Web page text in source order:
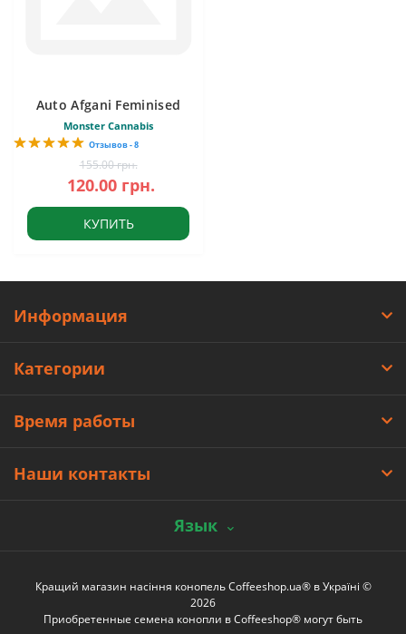
Auto Afgani Feminised
Monster Cannabis
Отзывов - 8
155.00 грн.
120.00 грн.
КУПИТЬ
Информация
Категории
Время работы
Наши контакты
Язык
Кращий магазин насіння конопель Coffeeshop.ua® в Україні ©
2026
Приобретенные семена конопли в Coffeeshop® могут быть